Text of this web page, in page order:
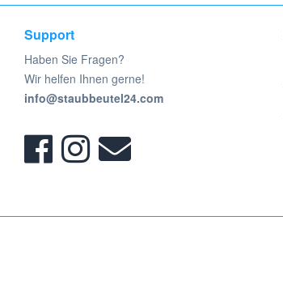
Support
Haben Sie Fragen?
Wir helfen Ihnen gerne!
info@staubbeutel24.com